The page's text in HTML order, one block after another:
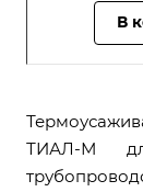
В
ТИАЛ-М